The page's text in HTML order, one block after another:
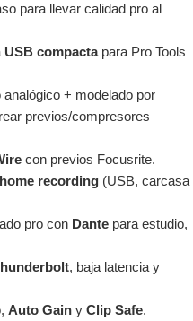
para llevar calidad pro al
USB compactapara Pro Tools
analógico + modelado por
previos/compresores
con previos Focusrite.
home recording (USB, carcasa
pro con Dante para estudio,
, baja latencia y
Auto Gain y Clip Safe.